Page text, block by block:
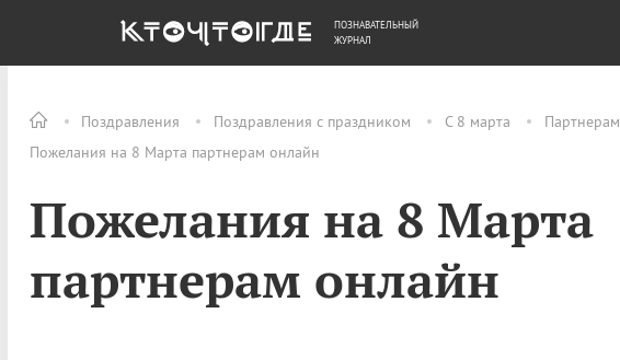
Поздравления Поздравления с праздником С 8 марта
Партнерам
Пожелания на 8 Марта партнерам онлайн
Пожелания на 8 Марта
партнерам онлайн
ОБЩЕСТВО ДЕНЬГИ
ПОЗНАВАТЕЛЬНЫЙ
ЖУРНАЛ